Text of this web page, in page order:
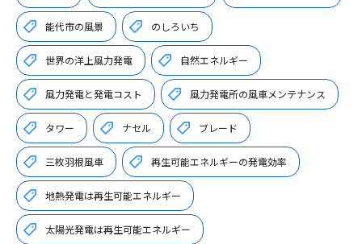
能代市の風景 のしろいち
世界の洋上風力発電 自然エネルギー
風力発電と発電コスト 風力発電所の風車メンテナンス
タワー ナセル ブレード
三枚羽根風車 再生可能エネルギーの発電効率
地熱発電は再生可能エネルギー
太陽光発電は再生可能エネルギー